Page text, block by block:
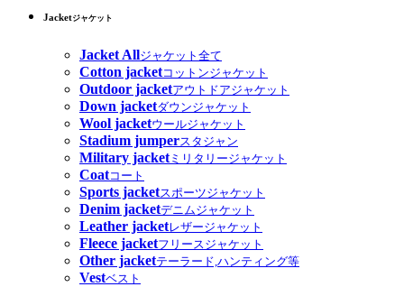
Jacketジャケット
Jacket Allジャケット全て
Cotton jacketコットンジャケット
Outdoor jacketアウトドアジャケット
Down jacketダウンジャケット
Wool jacketウールジャケット
Stadium jumperスタジャン
Military jacketミリタリージャケット
Coatコート
Sports jacketスポーツジャケット
Denim jacketデニムジャケット
Leather jacketレザージャケット
Fleece jacketフリースジャケット
Other jacketテーラード,ハンティング等
Vestベスト